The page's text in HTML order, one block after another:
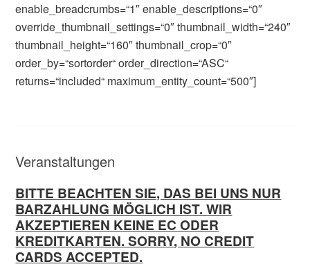
enable_breadcrumbs=“1″ enable_descriptions=“0″
override_thumbnail_settings=“0″ thumbnail_width=“240″
thumbnail_height=“160″ thumbnail_crop=“0″
order_by=“sortorder“ order_direction=“ASC“
returns=“included“ maximum_entity_count=“500″]
Veranstaltungen
BITTE BEACHTEN SIE, DAS BEI UNS NUR
BARZAHLUNG MÖGLICH IST. WIR
AKZEPTIEREN KEINE EC ODER
KREDITKARTEN. SORRY, NO CREDIT
CARDS ACCEPTED.